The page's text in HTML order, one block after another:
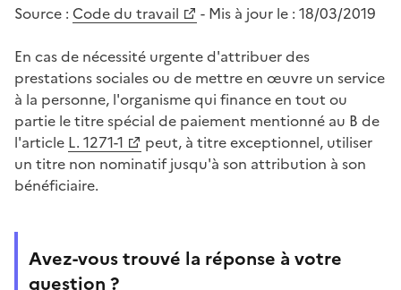
Source : Code du travail - Mis à jour le : 18/03/2019
En cas de nécessité urgente d'attribuer des
prestations sociales ou de mettre en œuvre un service
à la personne, l'organisme qui finance en tout ou
partie le titre spécial de paiement mentionné au B de
l'article L. 1271-1
peut, à titre exceptionnel, utiliser
un titre non nominatif jusqu'à son attribution à son
bénéficiaire.
Avez-vous trouvé la réponse à votre
question ?